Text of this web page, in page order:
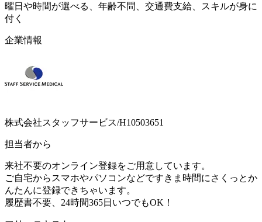
曜日や時間が選べる、年齢不問、交通費支給、スキルが身に
付く
企業情報
株式会社スタッフサービス/H10503651
担当者から
来社不要のオンライン登録をご用意しています。
ご自宅からスマホやパソコンなどですきま時間にさくっとか
んたんに登録できちゃいます。
履歴書不要、24時間365日いつでもOK！